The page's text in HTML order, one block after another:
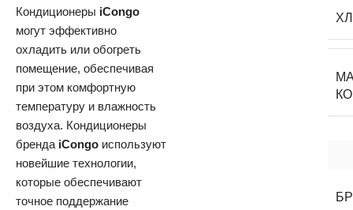
Кондиционеры iCongo
могут эффективно
охладить или обогреть
помещение, обеспечивая
при этом комфортную
температуру и влажность
воздуха. Кондиционеры
бренда iCongo используют
новейшие технологии,
которые обеспечивают
точное поддержание